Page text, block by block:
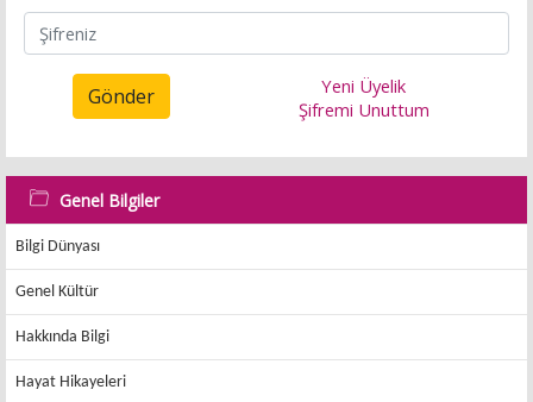
Gönder
Yeni Üyelik
Şifremi Unuttum
Genel Bilgiler
Bilgi Dünyası
Genel Kültür
Hakkında Bilgi
Hayat Hikayeleri